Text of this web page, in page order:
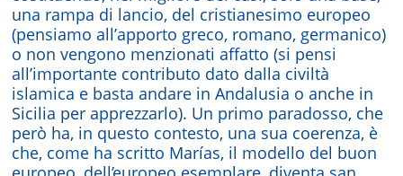
una rampa di lancio, del cristianesimo europeo
(pensiamo all’apporto greco, romano, germanico)
o non vengono menzionati affatto (si pensi
all’importante contributo dato dalla civiltà
islamica e basta andare in Andalusia o anche in
Sicilia per apprezzarlo). Un primo paradosso, che
però ha, in questo contesto, una sua coerenza, è
che, come ha scritto Marías, il modello del buon